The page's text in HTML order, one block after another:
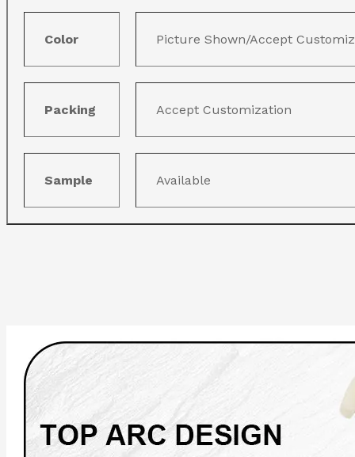
Color Picture Shown/Accept
Packing Accept Customization
Sample Available